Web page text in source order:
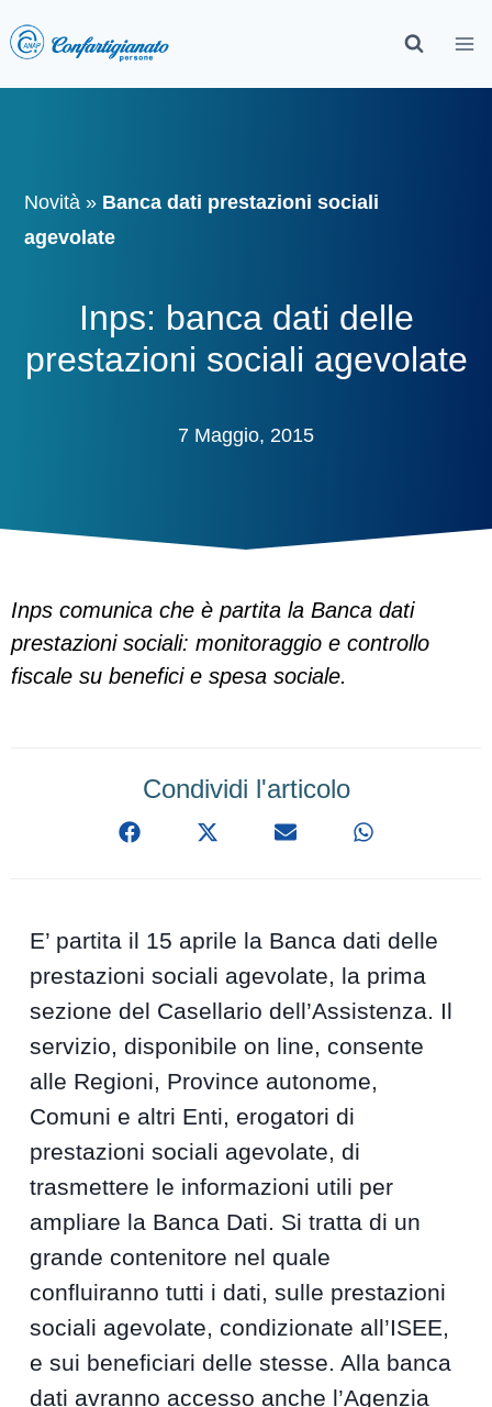
Novità » Banca dati prestazioni sociali
agevolate
Inps: banca dati delle
prestazioni sociali agevolate
7 Maggio, 2015
Inps comunica che è partita la Banca dati
prestazioni sociali: monitoraggio e controllo
fiscale su benefici e spesa sociale.
Condividi l'articolo
E’ partita il 15 aprile la Banca dati delle
prestazioni sociali agevolate, la prima
sezione del Casellario dell’Assistenza. Il
servizio, disponibile on line, consente
alle Regioni, Province autonome,
Comuni e altri Enti, erogatori di
prestazioni sociali agevolate, di
trasmettere le informazioni utili per
ampliare la Banca Dati. Si tratta di un
grande contenitore nel quale
confluiranno tutti i dati, sulle prestazioni
sociali agevolate, condizionate all’ISEE,
e sui beneficiari delle stesse. Alla banca
dati avranno accesso anche l’Agenzia